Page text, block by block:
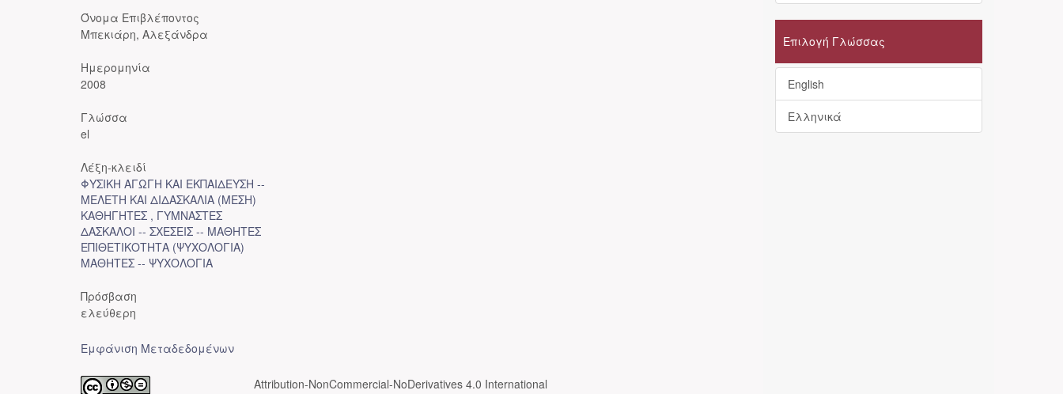
Όνομα Επιβλέποντος
Μπεκιάρη, Αλεξάνδρα
Ημερομηνία
2008
Γλώσσα
el
Λέξη-κλειδί
ΦΥΣΙΚΗ ΑΓΩΓΗ ΚΑΙ ΕΚΠΑΙΔΕΥΣΗ --
ΜΕΛΕΤΗ ΚΑΙ ΔΙΔΑΣΚΑΛΙΑ (ΜΕΣΗ)
ΚΑΘΗΓΗΤΕΣ , ΓΥΜΝΑΣΤΕΣ
ΔΑΣΚΑΛΟΙ -- ΣΧΕΣΕΙΣ -- ΜΑΘΗΤΕΣ
ΕΠΙΘΕΤΙΚΟΤΗΤΑ (ΨΥΧΟΛΟΓΙΑ)
ΜΑΘΗΤΕΣ -- ΨΥΧΟΛΟΓΙΑ
Πρόσβαση
ελεύθερη
Εμφάνιση Μεταδεδομένων
Attribution-NonCommercial-NoDerivatives 4.0 International
Επιλογή Γλώσσας
English
Ελληνικά